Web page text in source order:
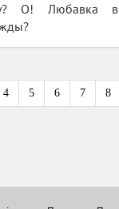
О! Любавка
4 5 6 7 8